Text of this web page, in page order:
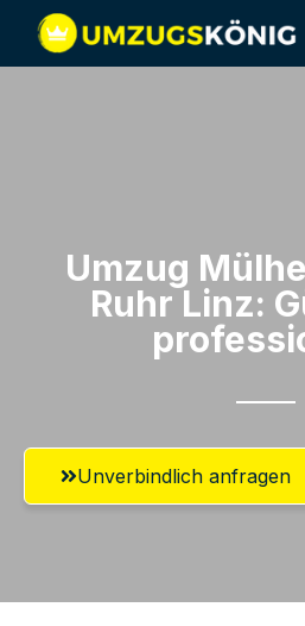
Umzug
Ruhr​ Linz:
Unverbindlich anfragen